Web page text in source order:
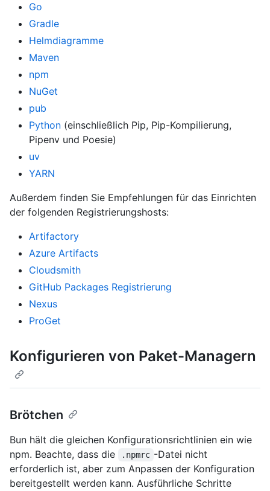
Go
Gradle
Helmdiagramme
Maven
npm
NuGet
pub
Python (einschließlich Pip, Pip-Kompilierung,
Pipenv und Poesie)
uv
YARN
Außerdem finden Sie Empfehlungen für das Einrichten
der folgenden Registrierungshosts:
Artifactory
Azure Artifacts
Cloudsmith
GitHub Packages Registrierung
Nexus
ProGet
Konfigurieren von Paket-Managern
Brötchen
Bun hält die gleichen Konfigurationsrichtlinien ein wie
npm. Beachte, dass die
.npmrc -Datei nicht
erforderlich ist, aber zum Anpassen der Konfiguration
bereitgestellt werden kann. Ausführliche Schritte